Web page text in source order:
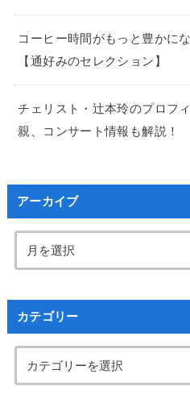
コーヒー時間がもっと豊かに
【通好みのセレクション】
チェリスト・辻本玲のプロフ
親、コンサート情報も解説！
アーカイブ
カテゴリー